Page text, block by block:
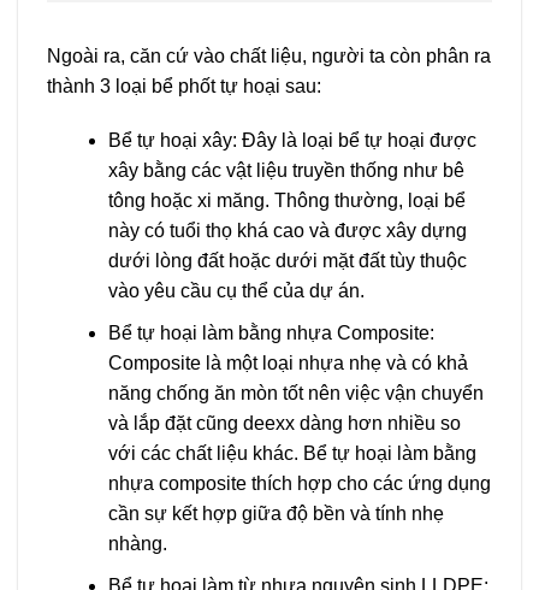
Ngoài ra, căn cứ vào chất liệu, người ta còn phân ra
thành 3 loại bể phốt tự hoại sau:
Bể tự hoại xây: Đây là loại bể tự hoại được
xây bằng các vật liệu truyền thống như bê
tông hoặc xi măng. Thông thường, loại bể
này có tuổi thọ khá cao và được xây dựng
dưới lòng đất hoặc dưới mặt đất tùy thuộc
vào yêu cầu cụ thể của dự án.
Bể tự hoại làm bằng nhựa Composite:
Composite là một loại nhựa nhẹ và có khả
năng chống ăn mòn tốt nên việc vận chuyển
và lắp đặt cũng deexx dàng hơn nhiều so
với các chất liệu khác. Bể tự hoại làm bằng
nhựa composite thích hợp cho các ứng dụng
cần sự kết hợp giữa độ bền và tính nhẹ
nhàng.
Bể tự hoại làm từ nhựa nguyên sinh LLDPE: